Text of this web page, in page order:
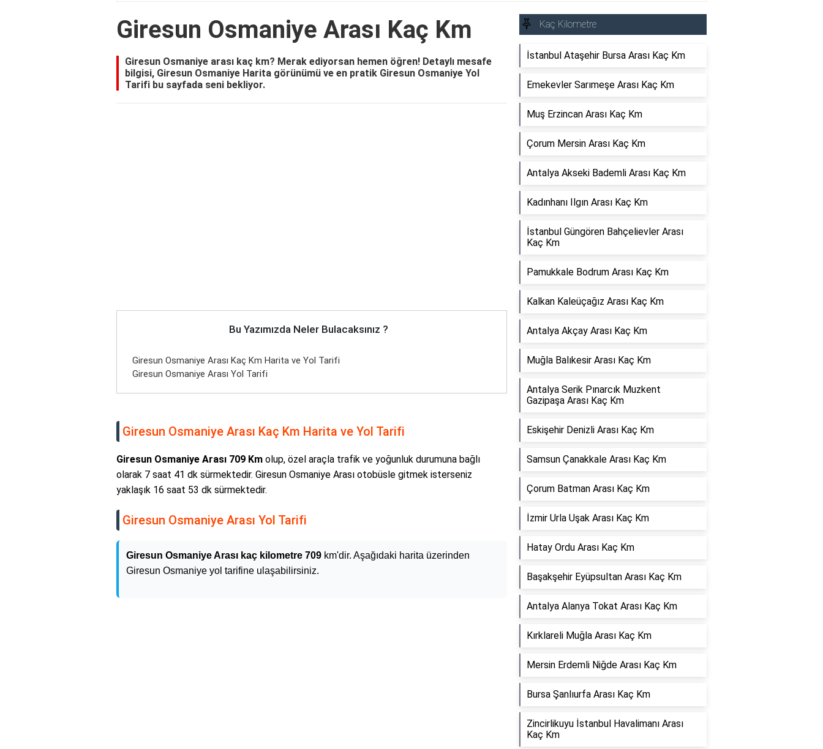
Giresun Osmaniye Arası Kaç Km
Giresun Osmaniye arası kaç km? Merak ediyorsan hemen öğren! Detaylı mesafe
bilgisi, Giresun Osmaniye Harita görünümü ve en pratik Giresun Osmaniye Yol
Tarifi bu sayfada seni bekliyor.
Bu Yazımızda Neler Bulacaksınız ?
Giresun Osmaniye Arası Kaç Km Harita ve Yol Tarifi
Giresun Osmaniye Arası Yol Tarifi
Giresun Osmaniye Arası Kaç Km Harita ve Yol Tarifi
Giresun Osmaniye Arası 709 Km olup, özel araçla trafik ve yoğunluk durumuna bağlı
olarak 7 saat 41 dk sürmektedir. Giresun Osmaniye Arası otobüsle gitmek isterseniz
yaklaşık 16 saat 53 dk sürmektedir.
Giresun Osmaniye Arası Yol Tarifi
Giresun Osmaniye Arası kaç kilometre 709 km'dir. Aşağıdaki harita üzerinden
Giresun Osmaniye yol tarifine ulaşabilirsiniz.
Kaç Kilometre
İstanbul Ataşehir Bursa Arası Kaç Km
Emekevler Sarımeşe Arası Kaç Km
Muş Erzincan Arası Kaç Km
Çorum Mersin Arası Kaç Km
Antalya Akseki Bademli Arası Kaç Km
Kadınhanı Ilgın Arası Kaç Km
İstanbul Güngören Bahçelievler Arası
Kaç Km
Pamukkale Bodrum Arası Kaç Km
Kalkan Kaleüçağız Arası Kaç Km
Antalya Akçay Arası Kaç Km
Muğla Balıkesir Arası Kaç Km
Antalya Serik Pınarcık Muzkent
Gazipaşa Arası Kaç Km
Eskişehir Denizli Arası Kaç Km
Samsun Çanakkale Arası Kaç Km
Çorum Batman Arası Kaç Km
İzmir Urla Uşak Arası Kaç Km
Hatay Ordu Arası Kaç Km
Başakşehir Eyüpsultan Arası Kaç Km
Antalya Alanya Tokat Arası Kaç Km
Kırklareli Muğla Arası Kaç Km
Mersin Erdemli Niğde Arası Kaç Km
Bursa Şanlıurfa Arası Kaç Km
Zincirlikuyu İstanbul Havalimanı Arası
Kaç Km